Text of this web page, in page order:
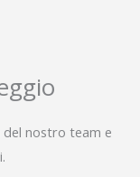
del nostro team e